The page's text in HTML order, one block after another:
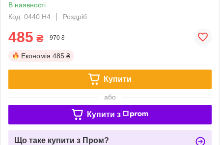
В наявності
Код: 0440 Н4
Роздріб
485 ₴ 970 ₴
Економія 485 ₴
Купити
або
Купити з
Що таке купити з Пром?